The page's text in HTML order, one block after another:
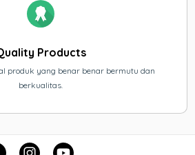
Products
produk yang benar benar bermutu dan
berkualitas.